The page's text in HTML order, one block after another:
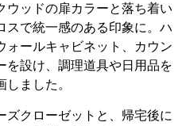
ウッドの扉カラーと落ち着い
スで統一感のある印象に。ハ
ォールキャビネット、カウン
を設け、調理道具や日用品を
ました。
ズクローゼットと、帰宅後に